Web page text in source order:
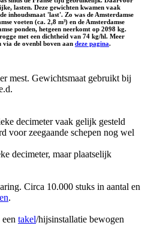
lasten. Deze gewichten kwamen vaak
inhoudsmaat 'last'. Zo was de Amsterdamse
voeten (ca. 2,8 m³) en de Amsterdamse
ponden, hetgeen neerkomt op 2098 kg.
met een dichtheid van 74 kg/hl. Meer
via de ovenbl boven aan deze pagina.
mest. Gewichtsmaat gebruikt bij
decimeter vaak gelijk gesteld
voor zeegaande schepen nog wel
decimeter, maar plaatselijk
Circa 10.000 stuks in aantal en
.
takel/hijsinstallatie bewogen